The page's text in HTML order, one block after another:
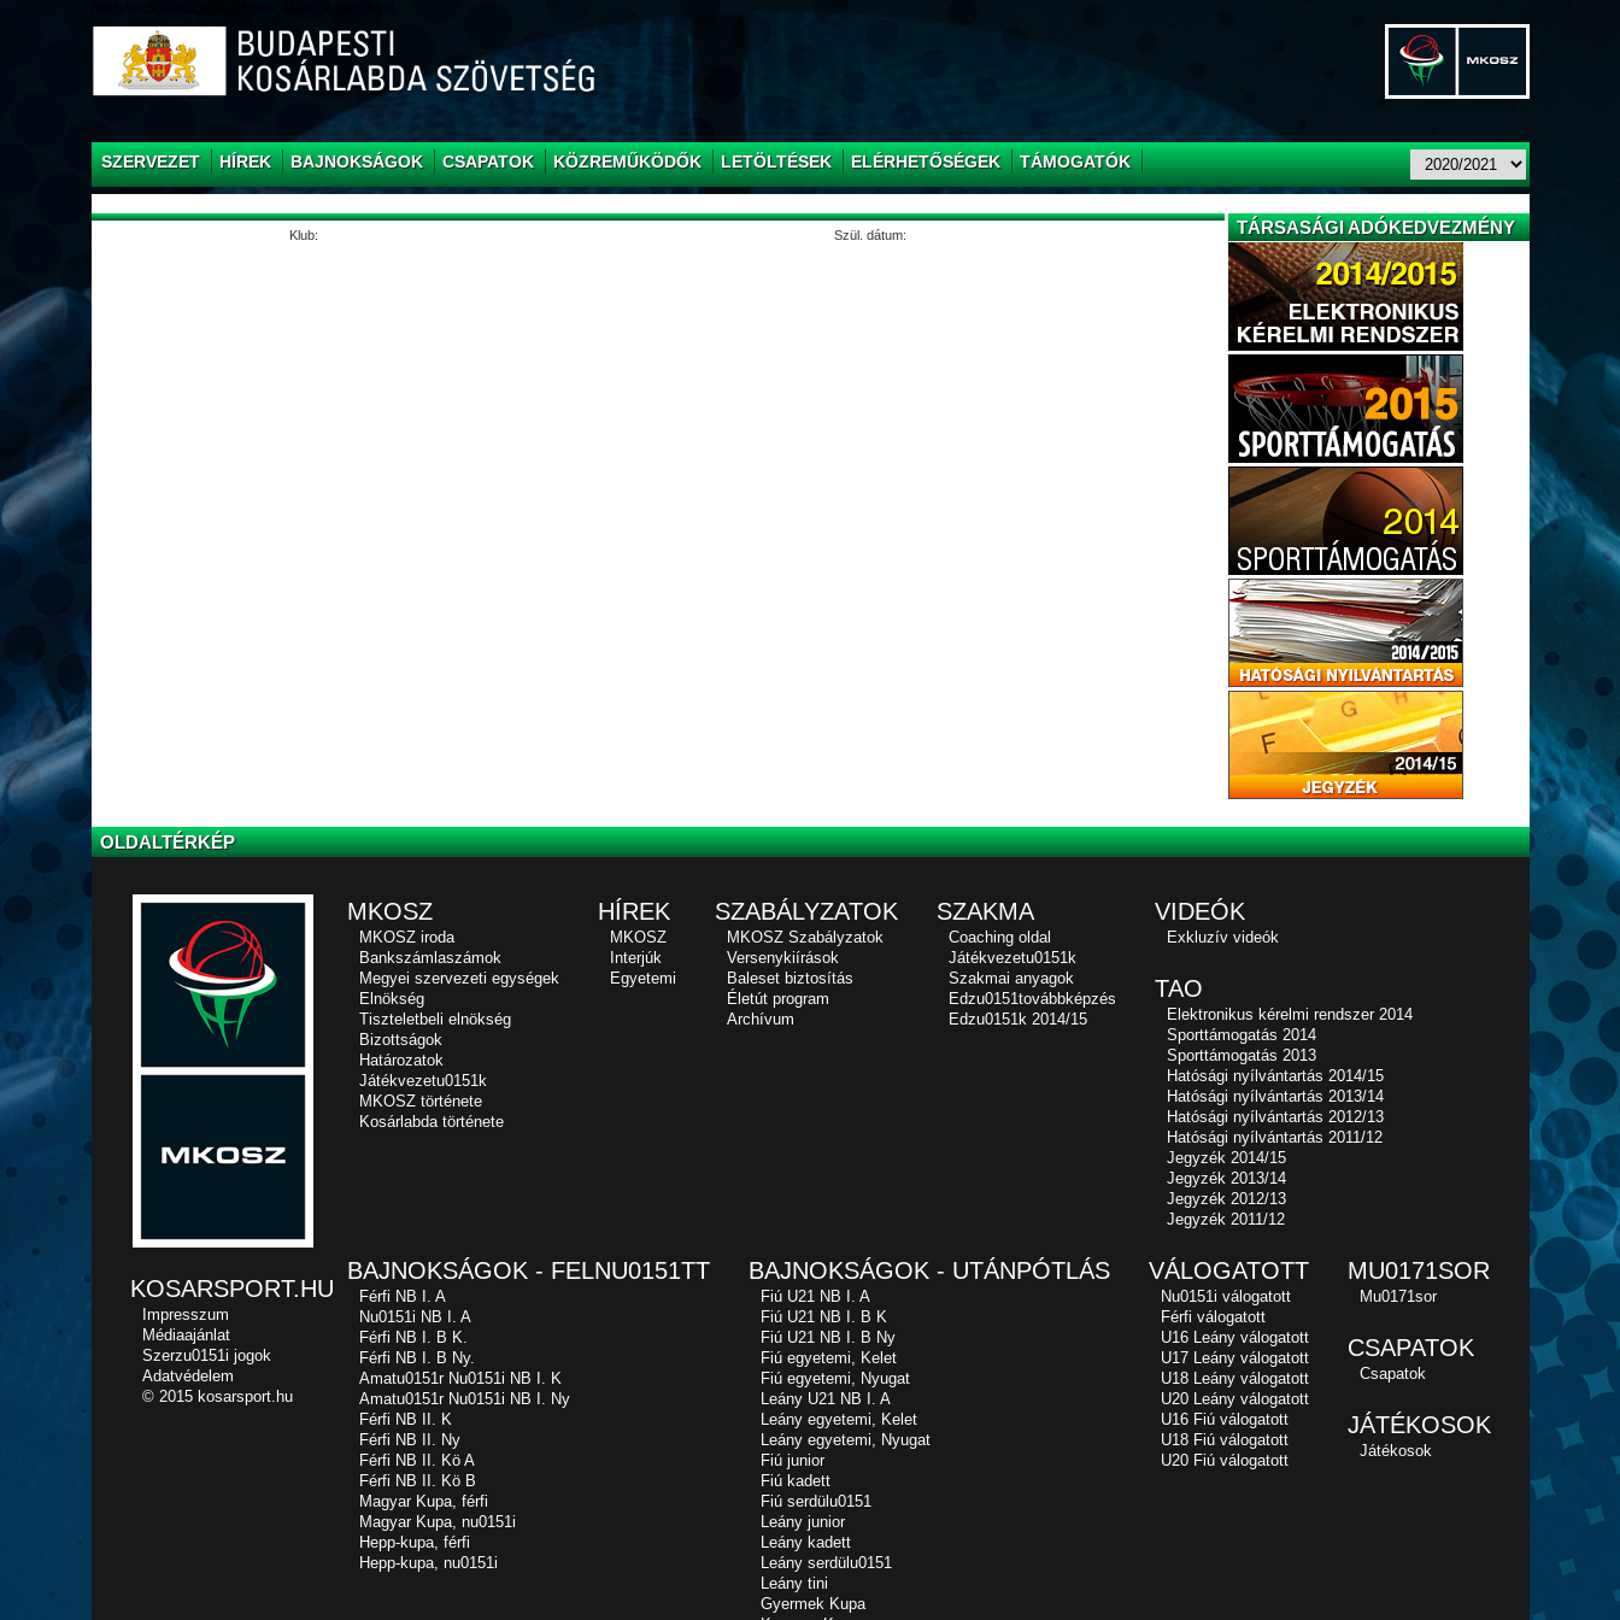
SZERVEZET HÍREK BAJNOKSÁGOK CSAPATOK KÖZREMŰKÖDŐK LETÖLTÉSEK ELÉRHETŐSÉGEK TÁMOGATÓK
Klub: Szül. dátum: TÁRSASÁGI ADÓKEDVEZMÉNY
OLDALTÉRKÉP
MKOSZ
MKOSZ iroda
Bankszámlaszámok
Megyei szervezeti egységek
Elnökség
Tiszteletbeli elnökség
Bizottságok
Határozatok
Játékvezetu0151k
MKOSZ története
Kosárlabda története
HÍREK
MKOSZ
Interjúk
Egyetemi
SZABÁLYZATOK
MKOSZ Szabályzatok
Versenykiírások
Baleset biztosítás
Életút program
Archívum
SZAKMA
Coaching oldal
Játékvezetu0151k
Szakmai anyagok
Edzu0151továbbképzés
Edzu0151k 2014/15
VIDEÓK
Exkluzív videók
TAO
Elektronikus kérelmi rendszer 2014
Sporttámogatás 2014
Sporttámogatás 2013
Hatósági nyílvántartás 2014/15
Hatósági nyílvántartás 2013/14
Hatósági nyílvántartás 2012/13
Hatósági nyílvántartás 2011/12
Jegyzék 2014/15
Jegyzék 2013/14
Jegyzék 2012/13
Jegyzék 2011/12
BAJNOKSÁGOK - FELNU0151TT
Férfi NB I. A
Nu0151i NB I. A
Férfi NB I. B K.
Férfi NB I. B Ny.
Amatu0151r Nu0151i NB I. K
Amatu0151r Nu0151i NB I. Ny
Férfi NB II. K
Férfi NB II. Ny
Férfi NB II. Kö A
Férfi NB II. Kö B
Magyar Kupa, férfi
Magyar Kupa, nu0151i
Hepp-kupa, férfi
Hepp-kupa, nu0151i
BAJNOKSÁGOK - UTÁNPÓTLÁS
Fiú U21 NB I. A
Fiú U21 NB I. B K
Fiú U21 NB I. B Ny
Fiú egyetemi, Kelet
Fiú egyetemi, Nyugat
Leány U21 NB I. A
Leány egyetemi, Kelet
Leány egyetemi, Nyugat
Fiú junior
Fiú kadett
Fiú serdülu0151
Leány junior
Leány kadett
Leány serdülu0151
Leány tini
Gyermek Kupa
VÁLOGATOTT
Nu0151i válogatott
Férfi válogatott
U16 Leány válogatott
U17 Leány válogatott
U18 Leány válogatott
U20 Leány válogatott
U16 Fiú válogatott
U18 Fiú válogatott
U20 Fiú válogatott
MU0171SOR
Mu0171sor
CSAPATOK
Csapatok
JÁTÉKOSOK
Játékosok
KOSARSPORT.HU
Impresszum
Médiaajánlat
Szerzu0151i jogok
Adatvédelem
© 2015 kosarsport.hu